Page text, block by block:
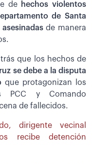
dehechos violentos
de Santa
de manera
que los hechos de
se debe a la disputa
que protagonizan los
PCC y Comando
de fallecidos.
dirigente vecinal
recibe detención